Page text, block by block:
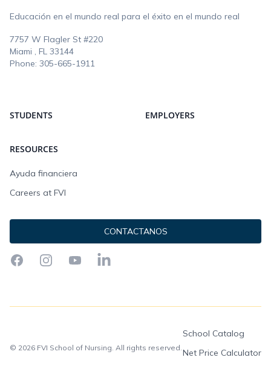
Educación en el mundo real para el éxito en el mundo real
7757 W Flagler St #220
Miami , FL 33144
Phone: 305-665-1911
STUDENTS EMPLOYERS
RESOURCES
Ayuda financiera
Careers at FVI
CONTACTANOS
FacebookInstagramYouTubeLinkedIn
© 2026 FVI School of Nursing. All rights reserved.
School Catalog
Net Price Calculator